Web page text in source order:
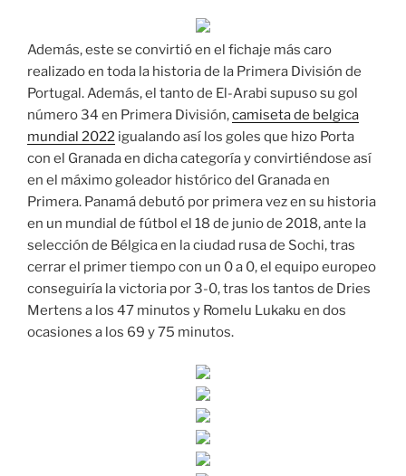
Además, este se convirtió en el fichaje más caro
realizado en toda la historia de la Primera División de
Portugal. Además, el tanto de El-Arabi supuso su gol
número 34 en Primera División,camiseta de belgica
mundial 2022 igualando así los goles que hizo Porta
con el Granada en dicha categoría y convirtiéndose así
en el máximo goleador histórico del Granada en
Primera. Panamá debutó por primera vez en su historia
en un mundial de fútbol el 18 de junio de 2018, ante la
selección de Bélgica en la ciudad rusa de Sochi, tras
cerrar el primer tiempo con un 0 a 0, el equipo europeo
conseguiría la victoria por 3-0, tras los tantos de Dries
Mertens a los 47 minutos y Romelu Lukaku en dos
ocasiones a los 69 y 75 minutos.